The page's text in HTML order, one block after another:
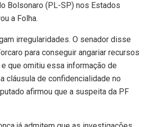
Bolsonaro (PL-SP) nos Estados
a Folha.
irregularidades. O senador disse
para conseguir angariar recursos
que omitiu essa informação de
cláusula de confidencialidade no
afirmou que a suspeita da PF